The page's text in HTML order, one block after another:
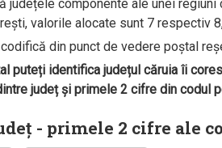
județele componente ale unei
valorile alocate sunt 7 respectiv
din punct de vedere poștal
puteți identifica județul căruia îi
județ și primele 2 cifre din codul
- primele 2 cifre ale